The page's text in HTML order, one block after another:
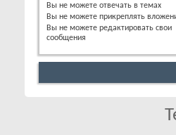
Вы не можете отвечать в темах
Вы не можете прикреплять
Вы не можете редактировать свои
сообщения